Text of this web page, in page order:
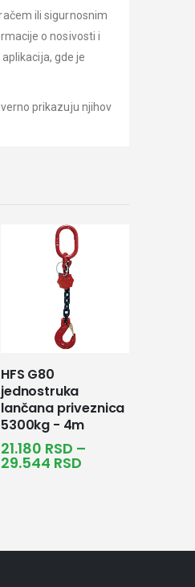
ili sigurnosnim
o nosivosti i
gde je
prikazuju njihov
HFS G80
jednostruka
lančana priveznica
5300kg - 4m
21.180 RSD –
29.544 RSD